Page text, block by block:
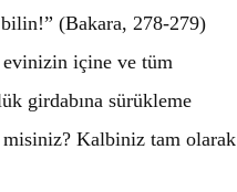
bilin!” (Bakara, 278-279)
evinizin içine ve tüm
girdabına sürükleme
misiniz? Kalbiniz tam olarak